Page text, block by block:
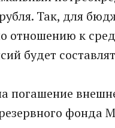
Так, для
отношению к
будет
погашение
фонда